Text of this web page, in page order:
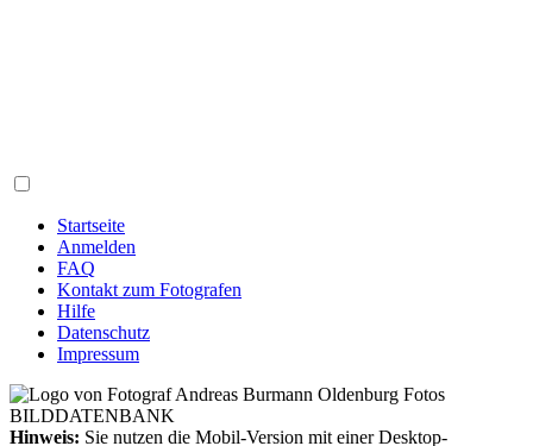
Startseite
Anmelden
FAQ
Kontakt zum Fotografen
Hilfe
Datenschutz
Impressum
Hinweis: Sie nutzen die Mobil-Version mit einer Desktop-